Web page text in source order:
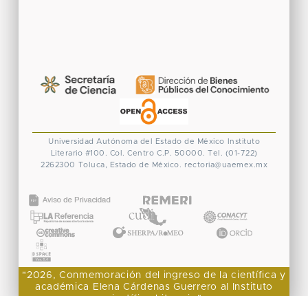
Universidad Autónoma del Estado de México
Instituto
Literario #100. Col. Centro C.P. 50000. Tel. (01-722)
2262300 Toluca, Estado de México. rectoria@uaemex.mx
"2026, Conmemoración del ingreso de la científica y
académica Elena Cárdenas Guerrero al Instituto